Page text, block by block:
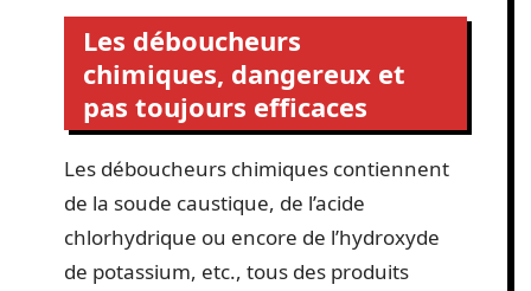
Les déboucheurs
chimiques, dangereux et
pas toujours efficaces
Les déboucheurs chimiques contiennent
de la soude caustique, de l’acide
chlorhydrique ou encore de l’hydroxyde
de potassium, etc., tous des produits